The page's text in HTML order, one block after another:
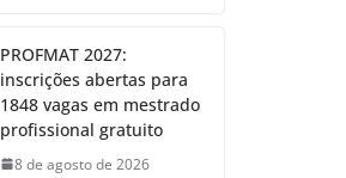
PROFMAT 2027:
inscrições abertas para
1848 vagas em mestrado
profissional gratuito
8 de agosto de 2026